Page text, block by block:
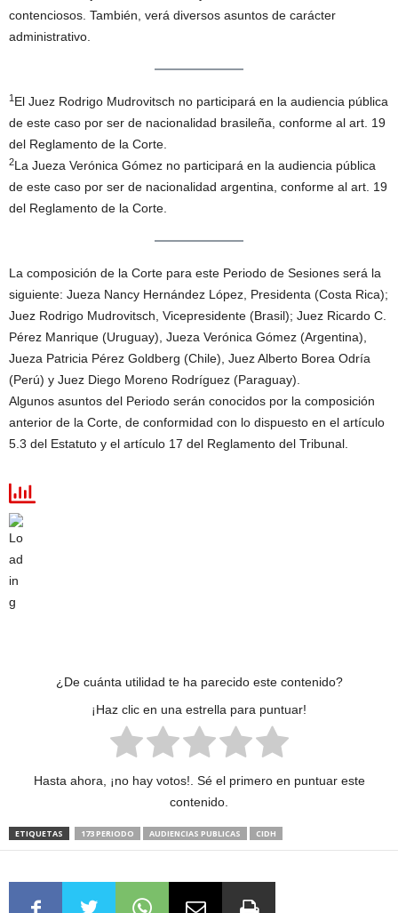
contenciosos. También, verá diversos asuntos de carácter
administrativo.
1 El Juez Rodrigo Mudrovitsch no participará en la audiencia pública
de este caso por ser de nacionalidad brasileña, conforme al art. 19
del Reglamento de la Corte.
2La Jueza Verónica Gómez no participará en la audiencia pública
de este caso por ser de nacionalidad argentina, conforme al art. 19
del Reglamento de la Corte.
La composición de la Corte para este Periodo de Sesiones será la
siguiente: Jueza Nancy Hernández López, Presidenta (Costa Rica);
Juez Rodrigo Mudrovitsch, Vicepresidente (Brasil); Juez Ricardo C.
Pérez Manrique (Uruguay), Jueza Verónica Gómez (Argentina),
Jueza Patricia Pérez Goldberg (Chile), Juez Alberto Borea Odría
(Perú) y Juez Diego Moreno Rodríguez (Paraguay).
Algunos asuntos del Periodo serán conocidos por la composición
anterior de la Corte, de conformidad con lo dispuesto en el artículo
5.3 del Estatuto y el artículo 17 del Reglamento del Tribunal.
¿De cuánta utilidad te ha parecido este contenido?
¡Haz clic en una estrella para puntuar!
Hasta ahora, ¡no hay votos!. Sé el primero en puntuar este
contenido.
ETIQUETAS 173 PERIODO AUDIENCIAS PUBLICAS CIDH